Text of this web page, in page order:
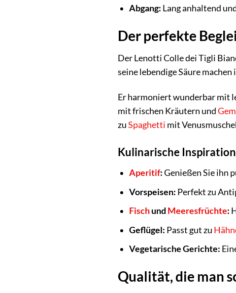
Abgang: Lang anhaltend
Der perfekte
Der Lenotti Colle dei Tigli
seine lebendige Säure
Er harmoniert wunderbar mit
mit frischen Kräutern und
zuSpaghetti mit
Kulinarische
Aperitif:Genießen Sie ihn
Vorspeisen: Perfekt zu
Fischund Meeresfrüchte:
Geflügel: Passt gut zu
Vegetarische Gerichte:
Qualität, die man